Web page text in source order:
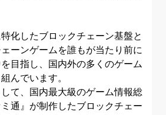
化したブロックチェーン基盤と
ーンゲームを誰もが当たり前に
目指し、国内外の多くのゲーム
んでいます。
て、国内最大級のゲーム情報総
通』が制作したブロックチェー